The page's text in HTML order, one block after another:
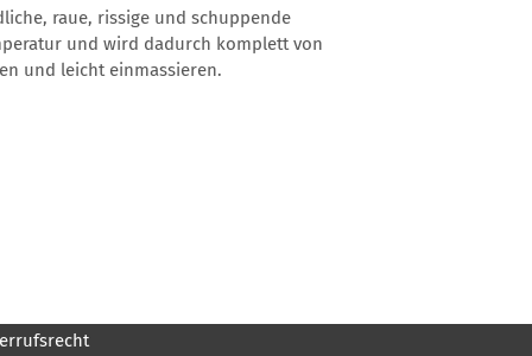
raue, rissige und schuppende
und wird dadurch komplett von
und leicht einmassieren.